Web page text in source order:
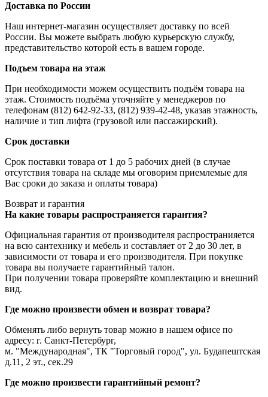
Доставка по России
Наш интернет-магазин осуществляет доставку по всей
России. Вы можете выбрать любую курьерскую службу,
представительство которой есть в вашем городе.
Подъем товара на этаж
При необходимости можем осуществить подъём товара на
этаж. Стоимость подъёма уточняйте у менеджеров по
телефонам (812) 642-92-33, (812) 939-42-48, указав этажность,
наличие и тип лифта (грузовой или пассажирский).
Срок доставки
Срок поставки товара от 1 до 5 рабочих дней (в случае
отсутствия товара на складе мы оговорим приемлемые для
Вас сроки до заказа и оплаты товара)
Возврат и гарантия
На какие товары распространяется гарантия?
Официальная гарантия от производителя распространияется
на всю сантехнику и мебель и составляет от 2 до 30 лет, в
зависимости от товара и его производителя. При покупке
товара вы получаете гарантийный талон.
При получении товара проверяйте комплектацию и внешний
вид.
Где можно произвести обмен и возврат товара?
Обменять либо вернуть товар можно в нашем офисе по
адресу: г. Санкт-Петербург,
м. "Международная", ТК "Торговый город", ул. Будапештская
д.11, 2 эт., сек.29
Где можно произвести гарантийный ремонт?